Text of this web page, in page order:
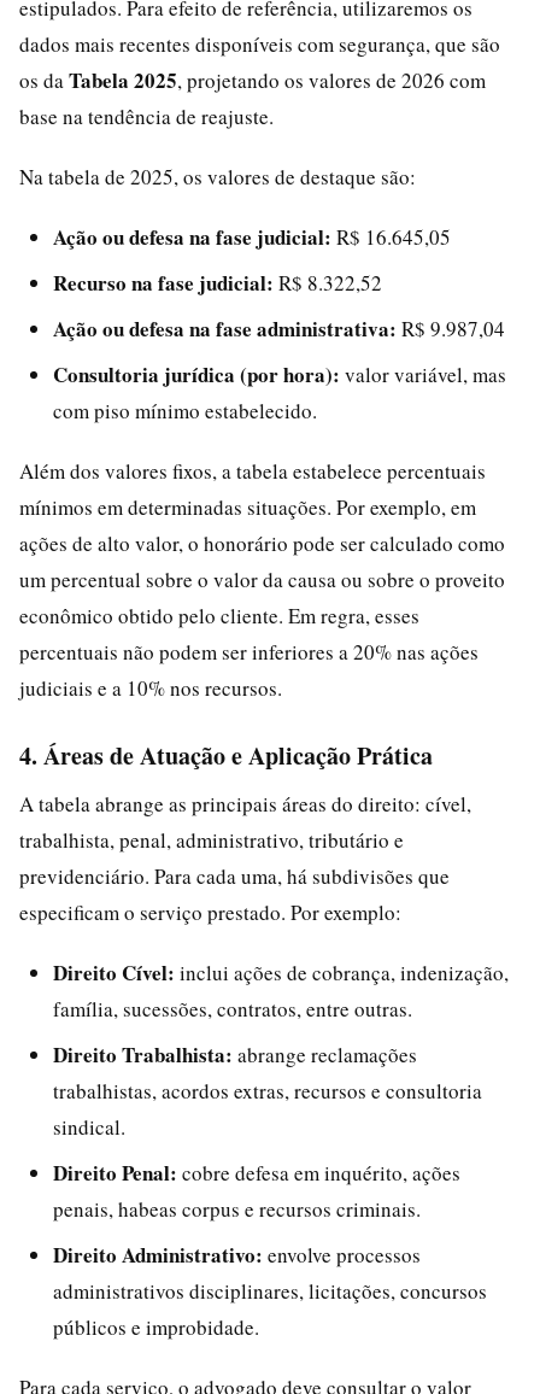
estipulados. Para efeito de referência, utilizaremos os
dados mais recentes disponíveis com segurança, que são
os da Tabela 2025, projetando os valores de 2026 com
base na tendência de reajuste.
Na tabela de 2025, os valores de destaque são:
Ação ou defesa na fase judicial: R$ 16.645,05
Recurso na fase judicial: R$ 8.322,52
Ação ou defesa na fase administrativa: R$ 9.987,04
Consultoria jurídica (por hora): valor variável, mas
com piso mínimo estabelecido.
Além dos valores fixos, a tabela estabelece percentuais
mínimos em determinadas situações. Por exemplo, em
ações de alto valor, o honorário pode ser calculado como
um percentual sobre o valor da causa ou sobre o proveito
econômico obtido pelo cliente. Em regra, esses
percentuais não podem ser inferiores a 20% nas ações
judiciais e a 10% nos recursos.
4. Áreas de Atuação e Aplicação Prática
A tabela abrange as principais áreas do direito: cível,
trabalhista, penal, administrativo, tributário e
previdenciário. Para cada uma, há subdivisões que
especificam o serviço prestado. Por exemplo:
Direito Cível: inclui ações de cobrança, indenização,
família, sucessões, contratos, entre outras.
Direito Trabalhista: abrange reclamações
trabalhistas, acordos extras, recursos e consultoria
sindical.
Direito Penal: cobre defesa em inquérito, ações
penais, habeas corpus e recursos criminais.
Direito Administrativo: envolve processos
administrativos disciplinares, licitações, concursos
públicos e improbidade.
Para cada serviço, o advogado deve consultar o valor